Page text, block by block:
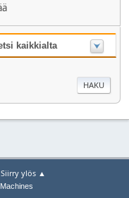
kaikkialta
Siirry ylös ▲